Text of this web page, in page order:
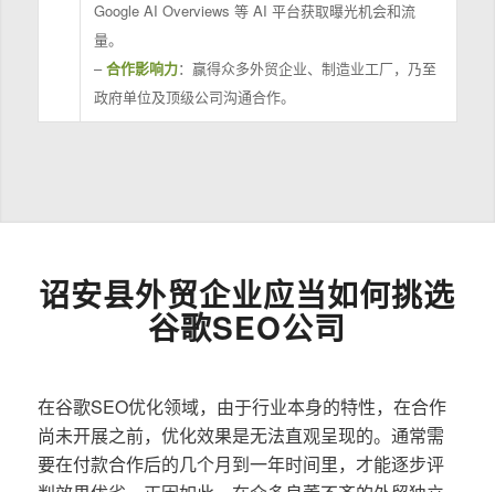
Google AI Overviews 等 AI 平台获取曝光机会和流
量。
–合作影响力：赢得众多外贸企业、制造业工厂，乃至
政府单位及顶级公司沟通合作。
诏安县外贸企业应当如何挑选
谷歌SEO公司
在谷歌SEO优化领域，由于行业本身的特性，在合作
尚未开展之前，优化效果是无法直观呈现的。通常需
要在付款合作后的几个月到一年时间里，才能逐步评